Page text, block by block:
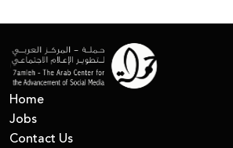
Home
Jobs
Contact Us